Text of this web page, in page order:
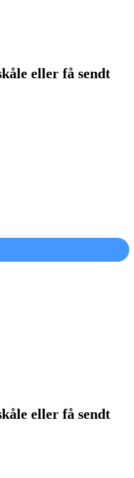
eller få sendt
eller få sendt